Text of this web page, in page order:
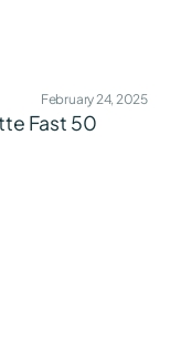
February 24, 2025
Fast 50